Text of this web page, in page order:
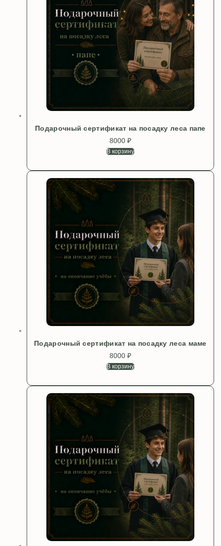
Подарочный сертификат на посадку леса папе
8000 ₽
В корзину
Подарочный сертификат на посадку леса маме
8000 ₽
В корзину